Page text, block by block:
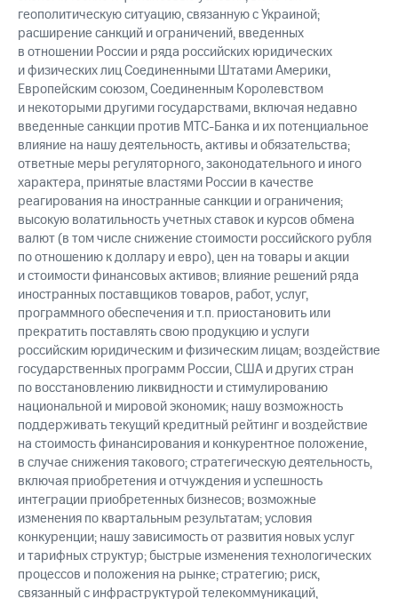
геополитическую ситуацию, связанную с Украиной;
расширение санкций и ограничений, введенных
в отношении России и ряда российских юридических
и физических лиц Соединенными Штатами Америки,
Европейским союзом, Соединенным Королевством
и некоторыми другими государствами, включая недавно
введенные санкции против МТС-Банка и их потенциальное
влияние на нашу деятельность, активы и обязательства;
ответные меры регуляторного, законодательного и иного
характера, принятые властями России в качестве
реагирования на иностранные санкции и ограничения;
высокую волатильность учетных ставок и курсов обмена
валют (в том числе снижение стоимости российского рубля
по отношению к доллару и евро), цен на товары и акции
и стоимости финансовых активов; влияние решений ряда
иностранных поставщиков товаров, работ, услуг,
программного обеспечения и т.п. приостановить или
прекратить поставлять свою продукцию и услуги
российским юридическим и физическим лицам; воздействие
государственных программ России, США и других стран
по восстановлению ликвидности и стимулированию
национальной и мировой экономик; нашу возможность
поддерживать текущий кредитный рейтинг и воздействие
на стоимость финансирования и конкурентное положение,
в случае снижения такового; стратегическую деятельность,
включая приобретения и отчуждения и успешность
интеграции приобретенных бизнесов; возможные
изменения по квартальным результатам; условия
конкуренции; нашу зависимость от развития новых услуг
и тарифных структур; быстрые изменения технологических
процессов и положения на рынке; стратегию; риск,
связанный с инфраструктурой телекоммуникаций,